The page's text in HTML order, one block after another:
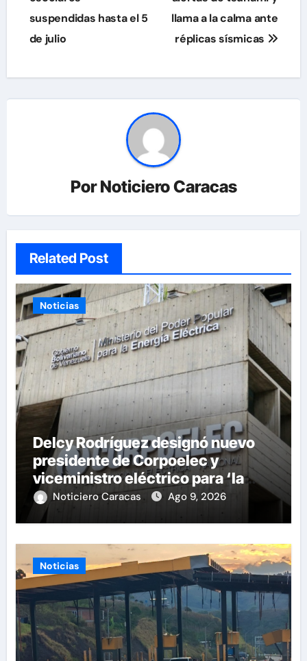
entradas
suspendidas hasta el 5
de julio
llama a la calma ante
réplicas sísmicas
PorNoticiero Caracas
Related Post
Noticias
Delcy Rodríguez designó nuevo
presidente de Corpoelec y
viceministro eléctrico para ‘la
recuperación del servicio’
Noticiero Caracas Ago 9, 2026
Noticias